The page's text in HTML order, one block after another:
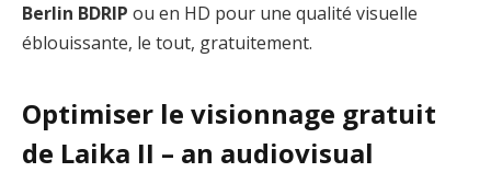
Berlin BDRIP ou en HD pour une qualité visuelle
éblouissante, le tout, gratuitement.
Optimiser le visionnage gratuit
de Laika II – an audiovisual